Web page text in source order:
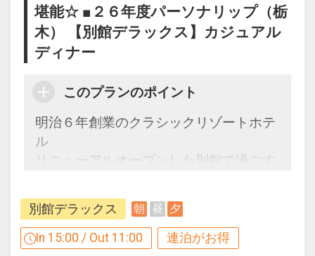
※宿泊期間中すべての日において人数・
氏名・客室タイプ・食事条件・プラン同
一であることが割引適用の条件となりま
31日
インターネットコース番号：DP-1-
堪能☆ ■２６年度パーソナリップ（栃
木） 【別館デラックス】カジュアル
ディナー
このプランのポイント
明治６年創業のクラシックリゾートホテ
ル
リニューアルオープンした別館で過ごす
受け継がれた歴史と伝統を感じる、特別
なひと時をお過ごしください。
別館デラックス 朝 昼 夕
In 15:00 / Out 11:00 連泊がお得